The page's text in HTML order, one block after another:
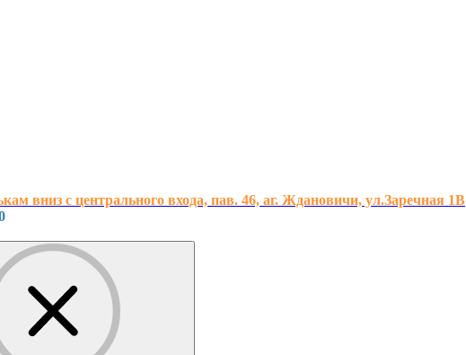
вниз с центрального входа, пав. 46, аг. Ждановичи, ул.Заречная 1В